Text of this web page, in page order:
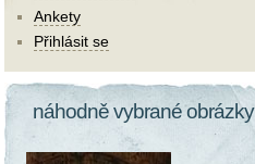
Ankety
Přihlásit se
náhodně vybrané obrázky